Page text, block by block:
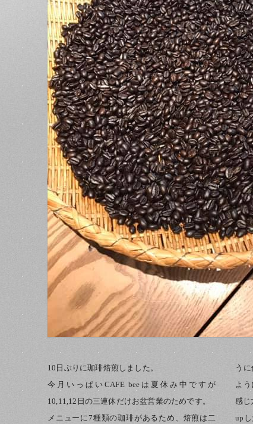
10日ぶりに珈琲焙煎しました。
今月いっぱいCAFE beeは夏休み中ですが
10,11,12日の三連休だけお盆営業のためです。
メニューに7種類の珈琲があるため、焙煎は二
う
よ
感じ
up